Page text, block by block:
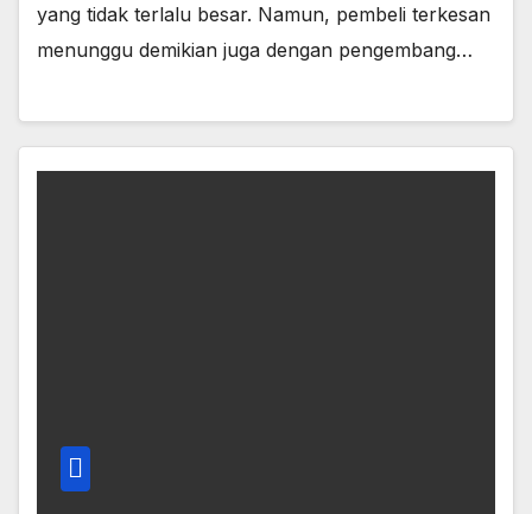
yang tidak terlalu besar. Namun, pembeli terkesan
menunggu demikian juga dengan pengembang…